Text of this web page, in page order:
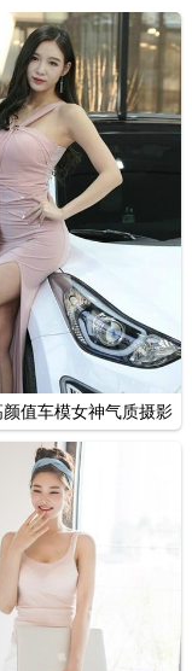
值车模女神气质摄影
图片